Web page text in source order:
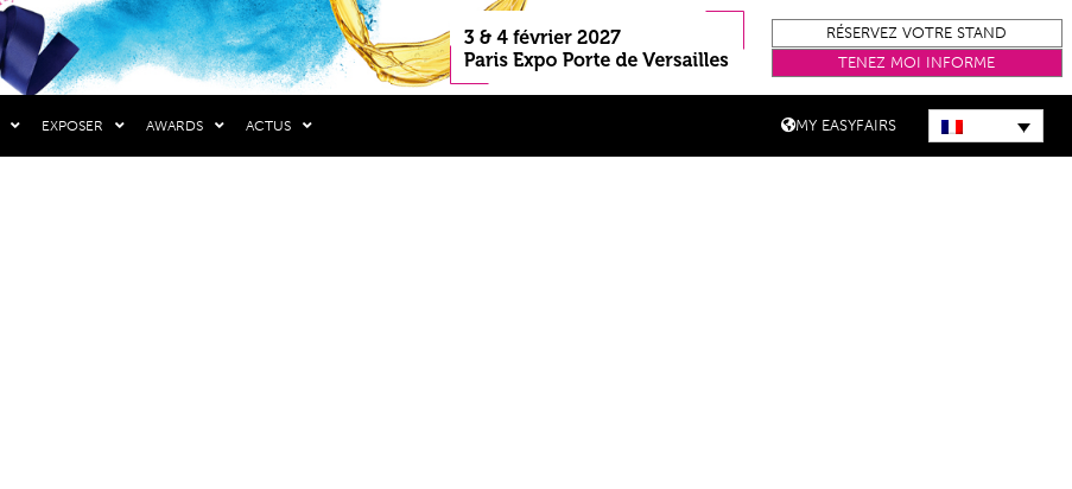
RÉSERVEZ VOTRE STAND
TENEZ MOI INFORME
EXPOSER AWARDS ACTUS MY EASYFAIRS